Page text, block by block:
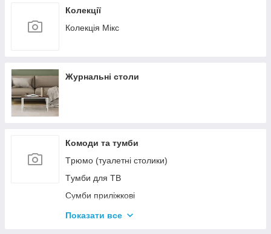
Колекції
Колекція Мікс
Журнальні столи
Комоди та тумби
Tрюмо (туалетні столики)
Tумби для ТВ
Сумби приліжкові
Комоди
Показати все